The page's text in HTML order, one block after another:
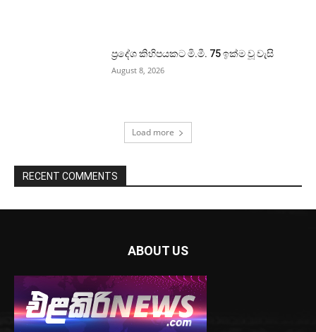
ප්‍රදේශ කිහිපයකට මි.මී. 75 ඉක්ම වූ වැසි
August 8, 2026
Load more
RECENT COMMENTS
ABOUT US